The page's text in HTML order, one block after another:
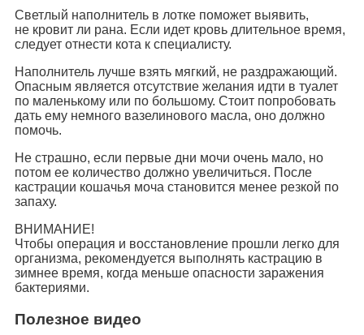
Светлый наполнитель в лотке поможет выявить,
не кровит ли рана. Если идет кровь длительное время,
следует отнести кота к специалисту.
Наполнитель лучше взять мягкий, не раздражающий.
Опасным является отсутствие желания идти в туалет
по маленькому или по большому. Стоит попробовать
дать ему немного вазелинового масла, оно должно
помочь.
Не страшно, если первые дни мочи очень мало, но
потом ее количество должно увеличиться. После
кастрации кошачья моча становится менее резкой по
запаху.
ВНИМАНИЕ!
Чтобы операция и восстановление прошли легко для
организма, рекомендуется выполнять кастрацию в
зимнее время, когда меньше опасности заражения
бактериями.
Полезное видео